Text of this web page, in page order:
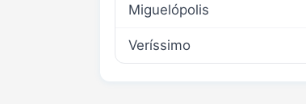
Miguelópolis
Veríssimo